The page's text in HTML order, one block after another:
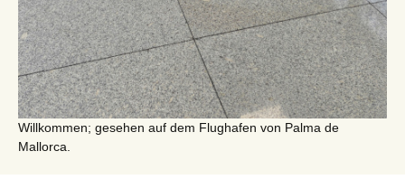
Willkommen; gesehen auf dem Flughafen von Palma de
Mallorca.